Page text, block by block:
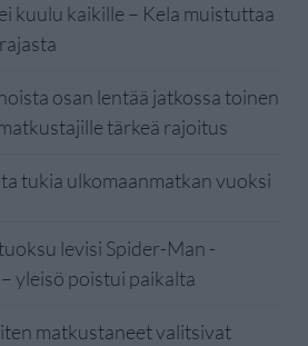
kuulu kaikille – Kela muistuttaa
osan lentää jatkossa toinen
tärkeä rajoitus
tukia ulkomaanmatkan vuoksi
levisi Spider-Man -
yleisö poistui paikalta
matkustaneet valitsivat